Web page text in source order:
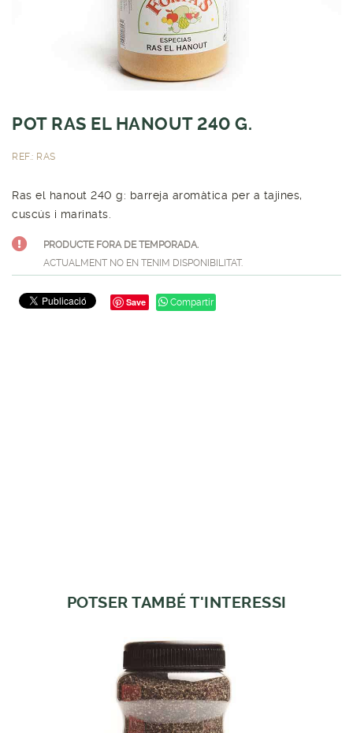
POT RAS EL HANOUT 240 G.
REF.: RAS
Ras el hanout 240 g: barreja aromàtica per a tajines,
cuscús i marinats.
PRODUCTE FORA DE TEMPORADA.
ACTUALMENT NO EN TENIM DISPONIBILITAT.
Save Compartir
POTSER TAMBÉ T'INTERESSI